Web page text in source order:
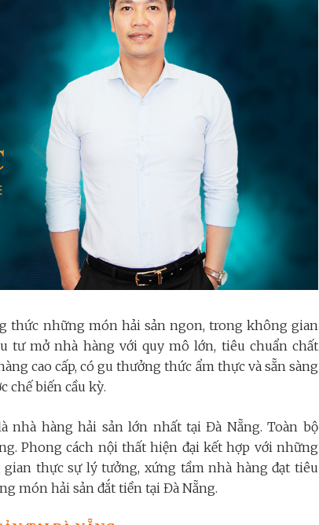
thức những món hải sản ngon, trong không gian
tư mở nhà hàng với quy mô lớn, tiêu chuẩn chất
cao cấp, có gu thưởng thức ẩm thực và sẵn sàng
chế biến cầu kỳ.
nhà hàng hải sản lớn nhất tại Đà Nẵng. Toàn bộ
Phong cách nội thất hiện đại kết hợp với những
thực sự lý tưởng, xứng tầm nhà hàng đạt tiêu
món hải sản đắt tiền tại Đà Nẵng.